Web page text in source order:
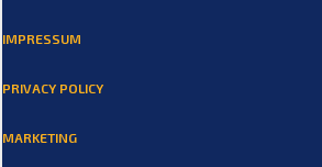
IMPRESSUM
PRIVACY POLICY
MARKETING